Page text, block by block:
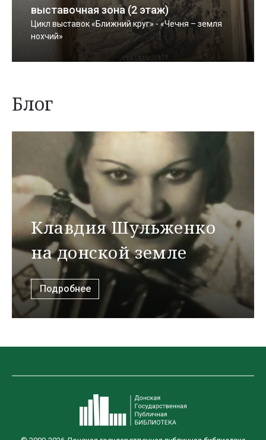
выставочная зона (2 этаж)
Цикл выставок «Ближний круг» - «Чечня – земля
нохчий»
Блог
Клавдия Шульженко
на донской земле
Подробнее